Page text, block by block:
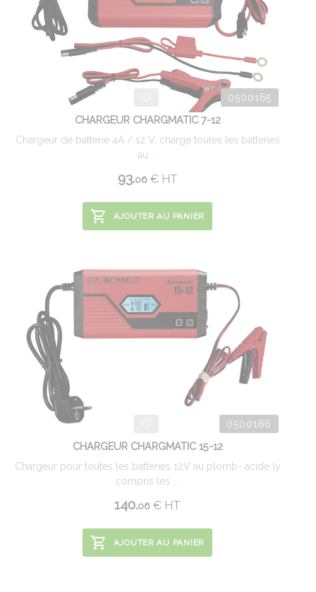
0500165
CHARGEUR CHARGMATIC 7-12
Chargeur de batterie 4A / 12 V, charge toutes les batteries
au ...
93.06 €HT
AJOUTER AU PANIER
0500166
CHARGEUR CHARGMATIC 15-12
Chargeur pour toutes les batteries 12V au plomb- acide (y
compris les ...
140.06 € HT
AJOUTER AU PANIER